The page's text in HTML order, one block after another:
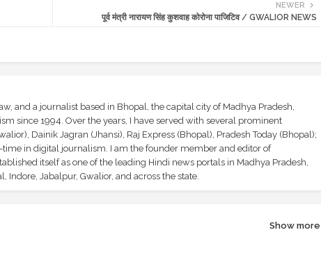
NEWER
पूर्व मंत्री नारायण सिंह कुशवाह कोरोना पाजिटिव / GWALIOR NEWS
and a journalist based in Bhopal, the capital city of Madhya Pradesh,
since 1994. Over the years, I have served with several prominent
Dainik Jagran (Jhansi), Raj Express (Bhopal), Pradesh Today (Bhopal);
in digital journalism. I am the founder member and editor of
itself as one of the leading Hindi news portals in Madhya Pradesh,
Indore, Jabalpur, Gwalior, and across the state.
Show more